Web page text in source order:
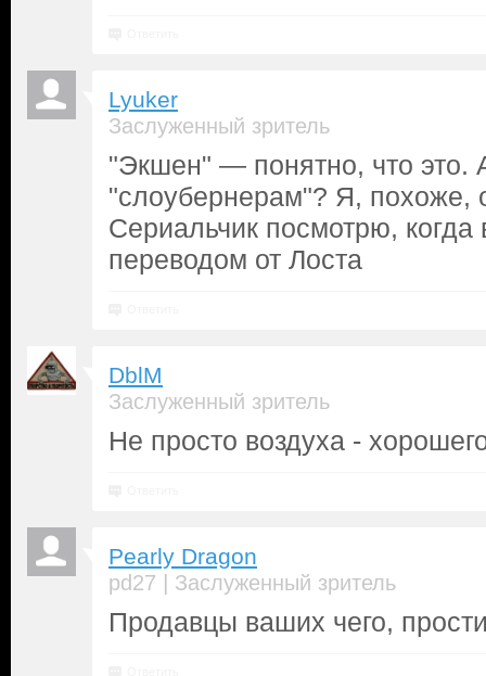
Lyuker
Заслуженный зритель
"Экшен" — понятно, что это.
"слоубернерам"? Я, похоже,
Сериальчик посмотрю, когда
переводом от Лоста
DblM
Заслуженный зритель
Не просто воздуха -
Pearly Dragon
pd27 | Заслуженный зритель
Продавцы ваших чего,